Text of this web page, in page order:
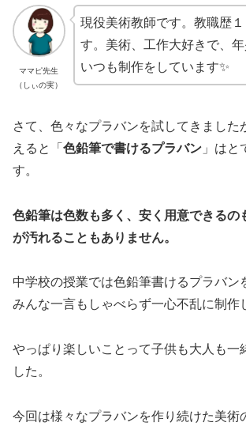
ママピ先生
（しぃの実）
現役美術教師です。教職歴
す。美術、工作大好きで、
いつも制作をしています✨
さて、色々なプラバンを試してきました
えると「 色鉛筆で書けるプラバン 」はと
す。
色鉛筆は色数も多く、安く用意できるの
が汚れることもありません。
中学校の授業では色鉛筆書けるプラバン
みんな一言もしゃべらず一心不乱に制作
やっぱり楽しいことって子供も大人も一
した。
今回は様々なプラバンを作り続けた美術